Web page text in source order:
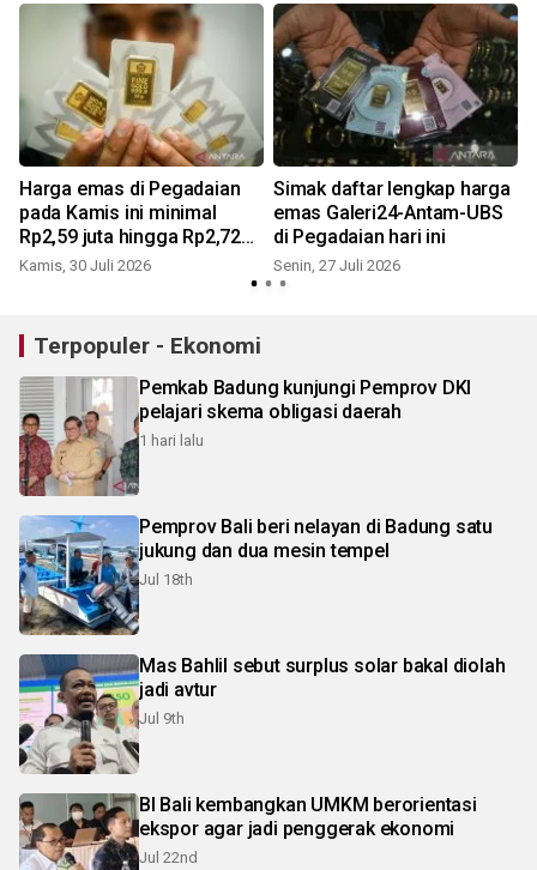
Harga emas di Pegadaian
pada Kamis ini minimal
Rp2,59 juta hingga Rp2,72
juta per gram
Kamis, 30 Juli 2026
Simak daftar lengkap harga
emas Galeri24-Antam-UBS
di Pegadaian hari ini
Senin, 27 Juli 2026
Terpopuler - Ekonomi
Pemkab Badung kunjungi Pemprov DKI
pelajari skema obligasi daerah
1 hari lalu
Pemprov Bali beri nelayan di Badung satu
jukung dan dua mesin tempel
Jul 18th
Mas Bahlil sebut surplus solar bakal diolah
jadi avtur
Jul 9th
BI Bali kembangkan UMKM berorientasi
ekspor agar jadi penggerak ekonomi
Jul 22nd